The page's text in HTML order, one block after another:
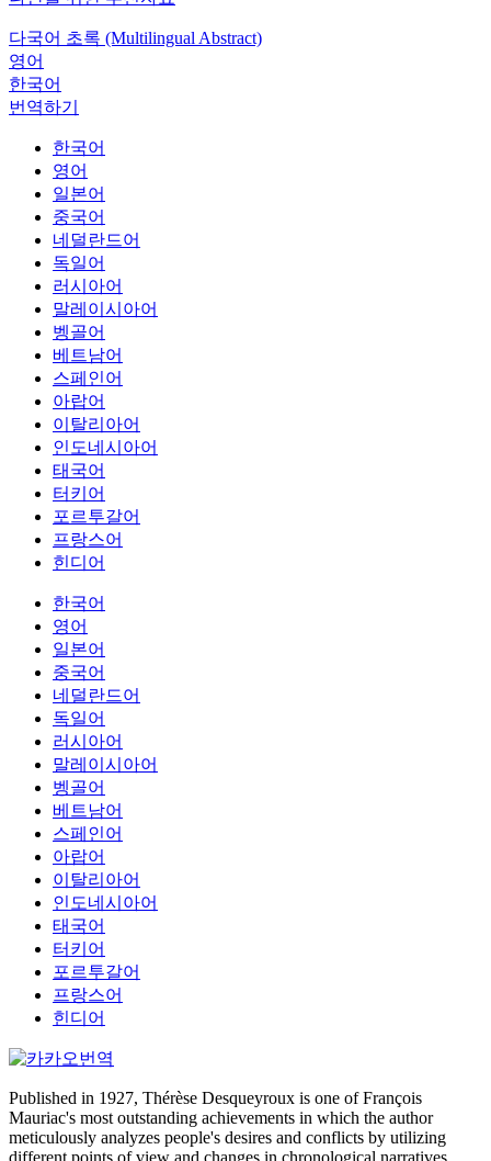
다국어 초록 (Multilingual Abstract)
영어
한국어
번역하기
한국어
영어
일본어
중국어
네덜란드어
독일어
러시아어
말레이시아어
벵골어
베트남어
스페인어
아랍어
이탈리아어
인도네시아어
태국어
터키어
포르투갈어
프랑스어
힌디어
한국어
영어
일본어
중국어
네덜란드어
독일어
러시아어
말레이시아어
벵골어
베트남어
스페인어
아랍어
이탈리아어
인도네시아어
태국어
터키어
포르투갈어
프랑스어
힌디어
Published in 1927, Thérèse Desqueyroux is one of François
Mauriac's most outstanding achievements in which the author
meticulously analyzes people's desires and conflicts by utilizing
different points of view and changes in chronological narratives.